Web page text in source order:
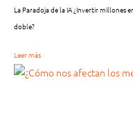
La Paradoja de la IA ¿Invertir millones
doble?
Leer más